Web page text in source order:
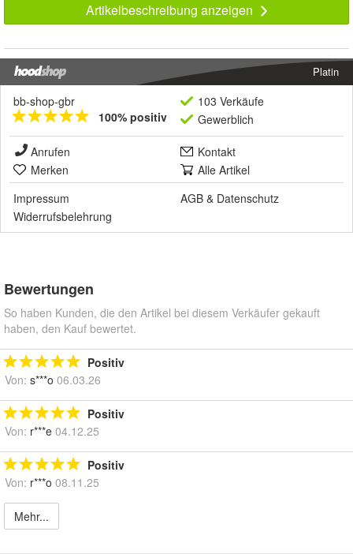
Artikelbeschreibung anzeigen
Platin
bb-shop-gbr
100% positiv
103 Verkäufe
Gewerblich
Anrufen
Kontakt
Merken
Alle Artikel
Impressum
AGB & Datenschutz
Widerrufsbelehrung
Bewertungen
So haben Kunden, die den Artikel bei diesem Verkäufer gekauft
haben, den Kauf bewertet.
Positiv
Von: s***o 06.03.26
Positiv
Von: r***e 04.12.25
Positiv
Von: r***o 08.11.25
Mehr...